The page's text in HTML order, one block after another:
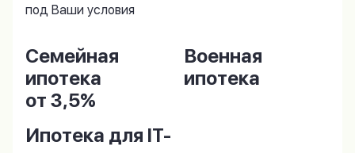
под Ваши условия
Семейная
ипотека
от 3,5%
Военная
ипотека
Ипотека для IT-